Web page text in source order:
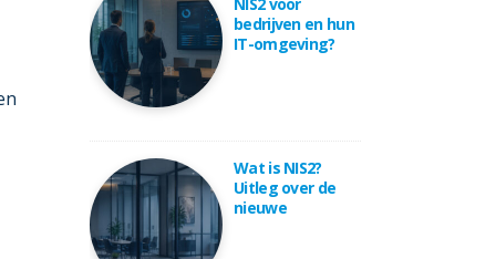
bedrijven en hun
IT-omgeving?
Wat is NIS2?
Uitleg over de
nieuwe